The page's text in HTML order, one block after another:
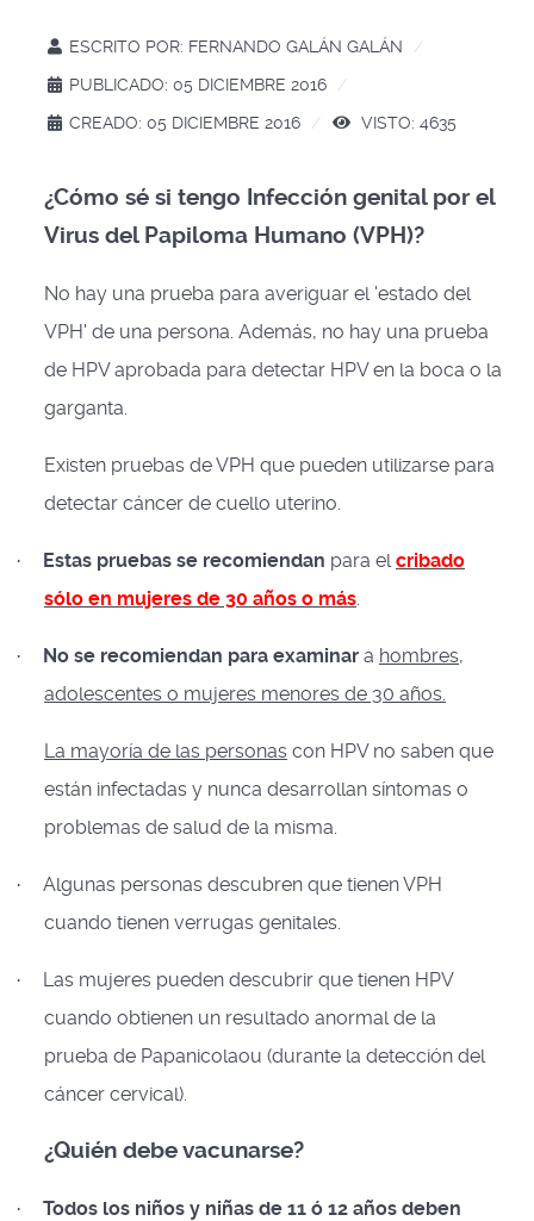
ESCRITO POR: FERNANDO GALÁN GALÁN
PUBLICADO: 05 DICIEMBRE 2016
CREADO: 05 DICIEMBRE 2016
VISTO: 4635
¿Cómo sé si tengo Infección genital por el
Virus del Papiloma Humano (VPH)?
No hay una prueba para averiguar el 'estado del
VPH' de una persona. Además, no hay una prueba
de HPV aprobada para detectar HPV en la boca o la
garganta.
Existen pruebas de VPH que pueden utilizarse para
detectar cáncer de cuello uterino.
· Estas pruebas se recomiendan para elcribado
sólo en mujeres de 30 años o más.
· No se recomiendan para examinar a hombres,
adolescentes o mujeres menores de 30 años.
La mayoría de las personas con HPV no saben que
están infectadas y nunca desarrollan síntomas o
problemas de salud de la misma.
·
Algunas personas descubren que tienen VPH
cuando tienen verrugas genitales.
·
Las mujeres pueden descubrir que tienen HPV
cuando obtienen un resultado anormal de la
prueba de Papanicolaou (durante la detección del
cáncer cervical).
¿Quién debe vacunarse?
·
Todos los niños y niñas de 11 ó 12 años deben